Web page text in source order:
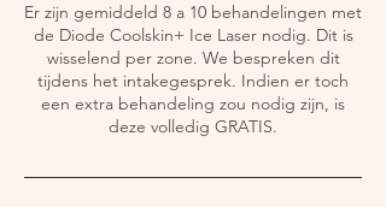
Er zijn gemiddeld 8 a 10 behandelingen met
de Diode Coolskin+ Ice Laser nodig. Dit is
wisselend per zone. We bespreken dit
tijdens het intakegesprek. Indien er toch
een extra behandeling zou nodig zijn, is
deze volledig GRATIS.